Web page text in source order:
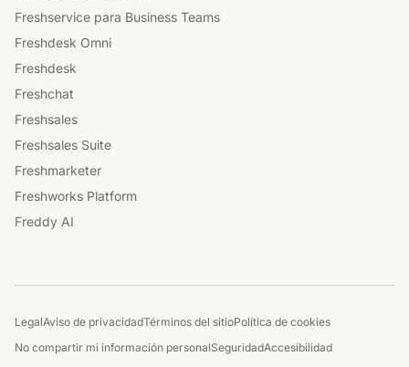
Freshservice para Business Teams
Freshdesk Omni
Freshdesk
Freshchat
Freshsales
Freshsales Suite
Freshmarketer
Freshworks Platform
Freddy AI
LegalAviso de privacidadTérminos del sitioPolítica de cookies
No compartir mi información personalSeguridadAccesibilidad